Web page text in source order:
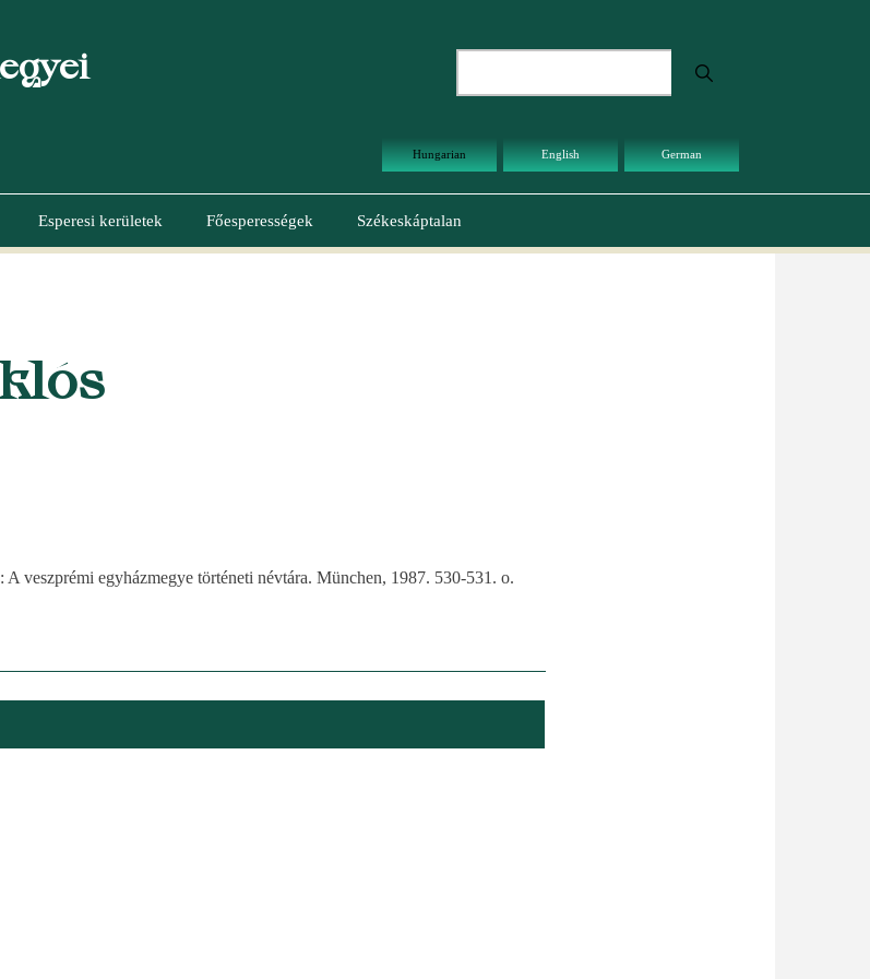
Hungarian English German
Esperesi kerületek Főesperességek Székeskáptalan
A veszprémi egyházmegye történeti névtára. München, 1987. 530-531. o.